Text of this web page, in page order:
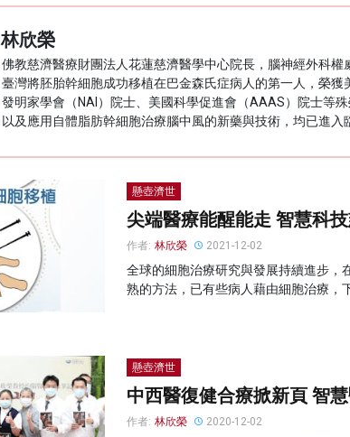
林欣榮
佛教慈濟醫療財團法人花蓮慈濟醫學中心院長，腦神經外科
臺灣將胚胎幹細胞成功移植在巴金森氏症病人的第一人，榮
發明家學會（NAI）院士、美國科學促進會（AAAS）院士等
以及應用自體脂肪幹細胞治療腦中風的新藥與技術，均已進
懸壺濟世
尖端醫療能醒能走 智慧科
作者: 林欣榮 2021-12-02
全球的細胞治療研究與發展持續進步，
熟的方法，已有些病人藉由細胞治療，
懸壺濟世
中西醫復健合療掀新頁 智
作者: 林欣榮 2020-12-02